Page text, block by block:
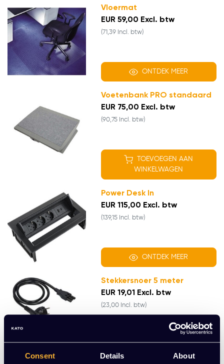
Consent Details About
Vloermat
EUR 59,00 Excl. btw
(71,39 Incl. btw)
ONTDEK MEER
Voetenbank PRO standaard
EUR 75,00 Excl. btw
(90,75 Incl. btw)
TOEVOEGEN AAN
WINKELWAGEN
Power Desk In
EUR 115,00 Excl. btw
(139,15 Incl. btw)
ONTDEK MEER
Stekkersnoer 5 meter
EUR 19,01 Excl. btw
(23,00 Incl. btw)
TOEVOEGEN AAN
WINKELWAGEN